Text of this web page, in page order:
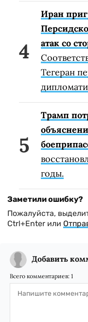
Иран
атак со
Тегеран
Трамп
годы.
Заметили ошибку?
Пожалуйста,
Ctrl+Enter или
Добавить
Всего комментариев: 1